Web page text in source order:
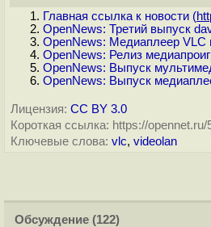
Главная ссылка к новости (
OpenNews: Третий выпуск
OpenNews: Медиаплеер VLC
OpenNews: Релиз
OpenNews: Выпуск
OpenNews: Выпуск
Лицензия: CC BY 3.0
Короткая ссылка: https://opennet.ru/
Ключевые слова: vlc, videolan
Обсуждение (122)